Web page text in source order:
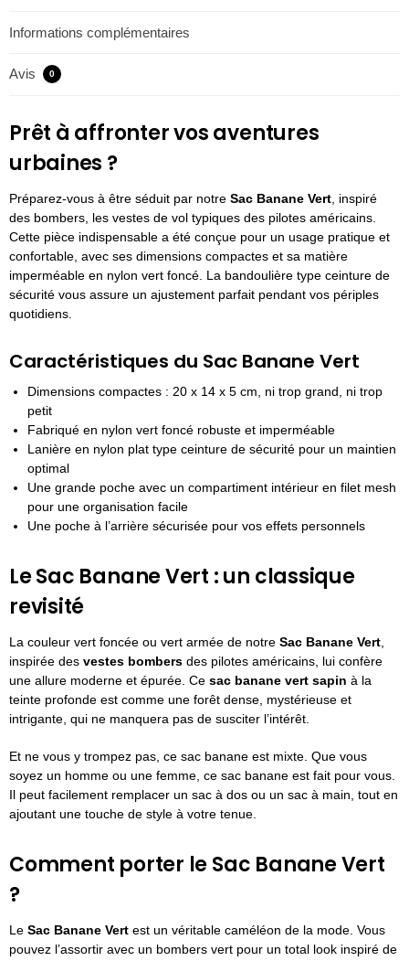
Informations complémentaires
Avis 0
Prêt à affronter vos aventures
urbaines ?
Préparez-vous à être séduit par notre Sac Banane Vert, inspiré
des bombers, les vestes de vol typiques des pilotes américains.
Cette pièce indispensable a été conçue pour un usage pratique et
confortable, avec ses dimensions compactes et sa matière
imperméable en nylon vert foncé. La bandoulière type ceinture de
sécurité vous assure un ajustement parfait pendant vos périples
quotidiens.
Caractéristiques du Sac Banane Vert
Dimensions compactes : 20 x 14 x 5 cm, ni trop grand, ni trop
petit
Fabriqué en nylon vert foncé robuste et imperméable
Lanière en nylon plat type ceinture de sécurité pour un maintien
optimal
Une grande poche avec un compartiment intérieur en filet mesh
pour une organisation facile
Une poche à l’arrière sécurisée pour vos effets personnels
Le Sac Banane Vert : un classique
revisité
La couleur vert foncée ou vert armée de notre Sac Banane Vert,
inspirée des vestes bombers des pilotes américains, lui confère
une allure moderne et épurée. Ce sac banane vert sapin à la
teinte profonde est comme une forêt dense, mystérieuse et
intrigante, qui ne manquera pas de susciter l’intérêt.
Et ne vous y trompez pas, ce sac banane est mixte. Que vous
soyez un homme ou une femme, ce sac banane est fait pour vous.
Il peut facilement remplacer un sac à dos ou un sac à main, tout en
ajoutant une touche de style à votre tenue.
Comment porter le Sac Banane Vert
?
Le Sac Banane Vert est un véritable caméléon de la mode. Vous
pouvez l’assortir avec un bombers vert pour un total look inspiré de